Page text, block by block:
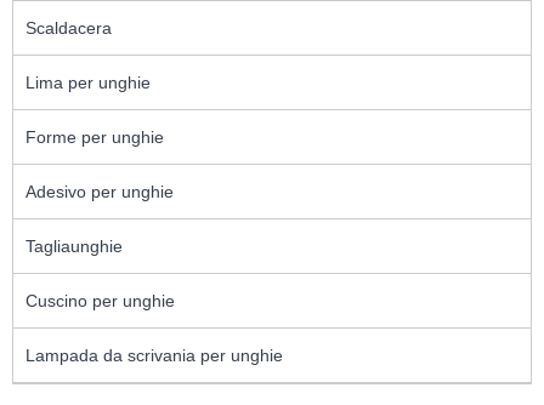
Scaldacera
Lima per unghie
Forme per unghie
Adesivo per unghie
Tagliaunghie
Cuscino per unghie
Lampada da scrivania per unghie